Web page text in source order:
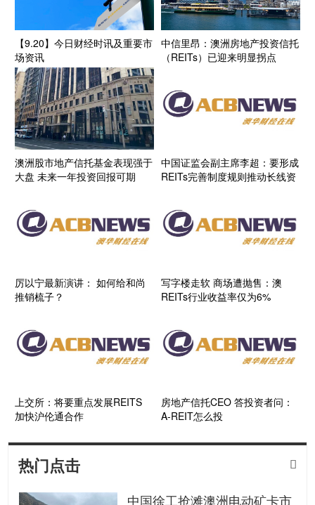
【9.20】今日财经时讯及重要市
场资讯
中信里昂：澳洲房地产投资信托
（REITs）已迎来明显拐点
澳洲股市地产信托基金表现强于
大盘 未来一年投资回报可期
中国证监会副主席李超：要形成
REITs完善制度规则推动长线资
厉以宁最新演讲： 如何给和尚
推销梳子？
写字楼走软 商场遭抛售：澳
REITs行业收益率仅为6%
上交所：将要重点发展REITS
加快沪伦通合作
房地产信托CEO 答投资者问：
A-REIT怎么投
热门点击 
中国徐工抢滩澳洲电动矿卡市